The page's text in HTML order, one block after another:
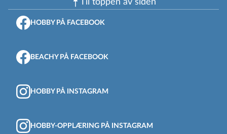
Til toppen av siden
HOBBY PÅ FACEBOOK
BEACHY PÅ FACEBOOK
HOBBY PÅ INSTAGRAM
HOBBY-OPPLÆRING PÅ INSTAGRAM